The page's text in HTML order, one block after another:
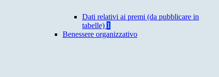
Dati relativi ai premi (da pubblicare in
tabelle) 1
Benessere organizzativo